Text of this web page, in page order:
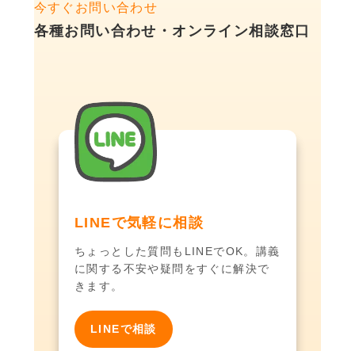
今すぐお問い合わせ
各種お問い合わせ・オンライン相談窓口
LINEで気軽に相談
ちょっとした質問もLINEでOK。講義
に関する不安や疑問をすぐに解決で
きます。
LINEで相談